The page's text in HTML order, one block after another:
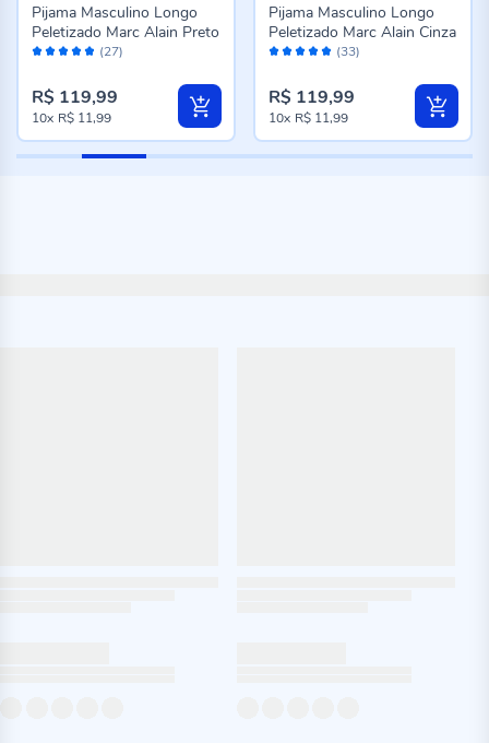
Avaliação: (27)
Pijama Masculino Longo
Peletizado Marc Alain Preto
R$ 119,99
10x R$ 11,99
Avaliação: (33)
Pijama Masculino Longo
Peletizado Marc Alain Cinza
R$ 119,99
10x R$ 11,99